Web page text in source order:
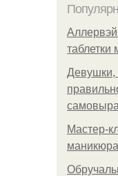
таблетки
Девушки,
Мастер-
маникюра